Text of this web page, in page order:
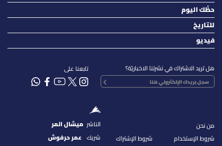
حظّك اليوم
للتاريخ
فيديو
هل تريد الاشتراك في نشرتنا الاخباريّة؟ تابعنا على
من نحن
شروط الإستخدام
شروط الإشتراك
الناشر ميشال المر
شريك عمر حرفوش